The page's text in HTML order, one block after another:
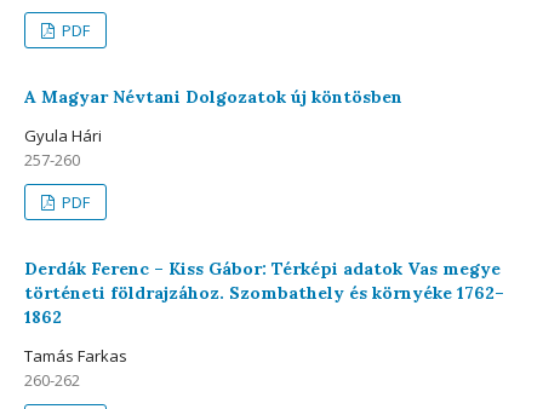
PDF
A Magyar Névtani Dolgozatok új köntösben
Gyula Hári
257-260
PDF
Derdák Ferenc – Kiss Gábor: Térképi adatok Vas megye
történeti földrajzához. Szombathely és környéke 1762–
1862
Tamás Farkas
260-262